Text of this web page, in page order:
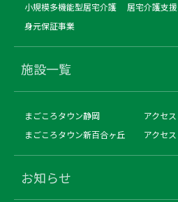
小規模多機能型居宅介護
居宅介護支援
身元保証事業
施設一覧
まごころタウン静岡
アクセス
まごころタウン新百合ヶ丘
アクセス
お知らせ